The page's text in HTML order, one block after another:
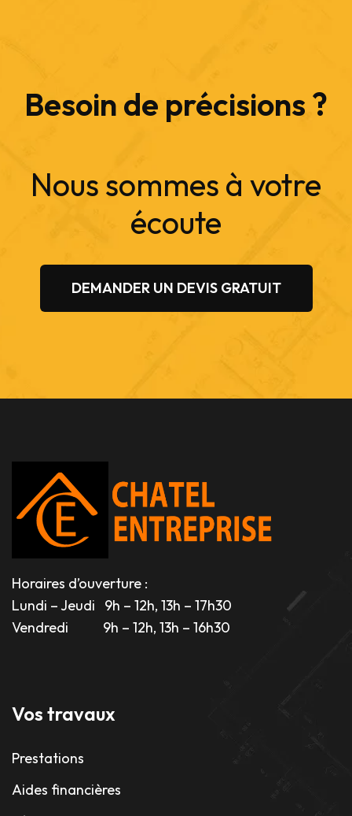
Besoin de précisions ?
Nous sommes à votre
écoute
DEMANDER UN DEVIS GRATUIT
Horaires d’ouverture :
Lundi – Jeudi 9h – 12h, 13h – 17h30
Vendredi 9h – 12h, 13h – 16h30
Vos travaux
Prestations
Aides financières